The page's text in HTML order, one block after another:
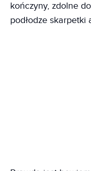
kończyny, zdolne
podłodze skarpetki